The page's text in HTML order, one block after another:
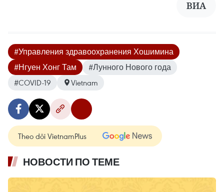
ВИА
#Управления здравоохранения Хошимина
#Нгуен Хонг Там
#Лунного Нового года
#COVID-19
Vietnam
Theo dõi VietnamPlus
НОВОСТИ ПО ТЕМЕ